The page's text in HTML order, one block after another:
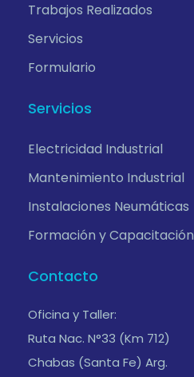
Trabajos Realizados
Servicios
Formulario
Servicios
Electricidad Industrial
Mantenimiento Industrial
Instalaciones Neumáticas
Formación y Capacitación
Contacto
Oficina y Taller:
Ruta Nac. N°33 (Km 712)
Chabas (Santa Fe) Arg.